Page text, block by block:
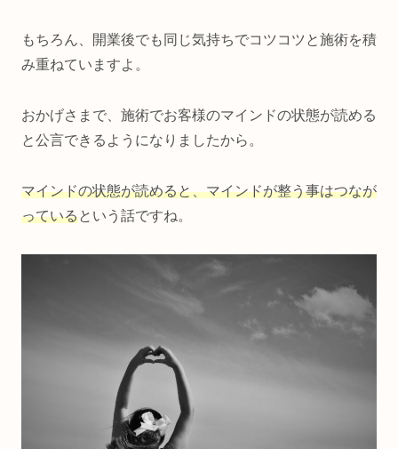
もちろん、開業後でも同じ気持ちでコツコツと施術を積
み重ねていますよ。
おかげさまで、施術でお客様のマインドの状態が読める
と公言できるようになりましたから。
マインドの状態が読めると、マインドが整う事はつなが
っているという話ですね。